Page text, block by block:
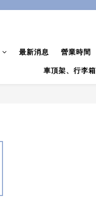
最新消息 營業時間
車頂架、行李